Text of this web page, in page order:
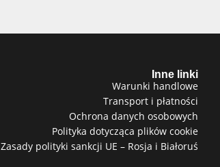
Inne linki
Warunki handlowe
Transport i płatności
Ochrona danych osobowych
Polityka dotycząca plików cookie
Zasady polityki sankcji UE – Rosja i Białoruś